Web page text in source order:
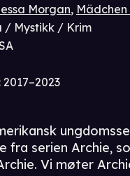
Morgan, Mädchen
/ Mystikk / Krim
2017–2023
fra serien Archie,
Vi møter